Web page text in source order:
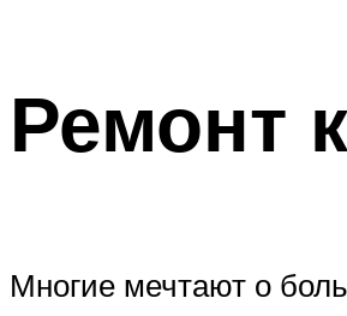
Ремонт
Многие мечтают о